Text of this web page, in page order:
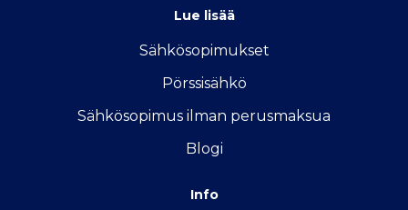
Lue lisää
Sähkösopimukset
Pörssisähkö
Sähkösopimus ilman perusmaksua
Blogi
Info